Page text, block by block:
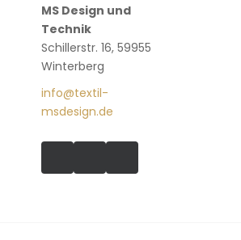
MS Design und
Technik
Schillerstr. 16, 59955
Winterberg
info@textil-
msdesign.de